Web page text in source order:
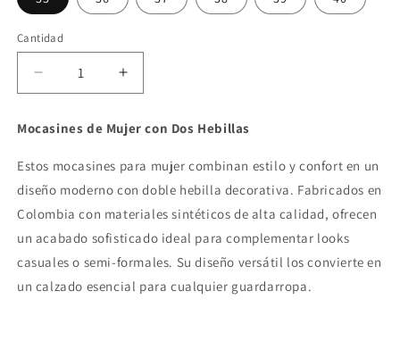
Cantidad
Reducir
cantidad
Mocasines
Hebilla
Nude
Aumentar
cantidad
Mocasines
Hebilla
Nude
Mocasines de Mujer con Dos Hebillas
Estos mocasines para mujer combinan estilo y confort en un
diseño moderno con doble hebilla decorativa. Fabricados en
Colombia con materiales sintéticos de alta calidad, ofrecen
un acabado sofisticado ideal para complementar looks
casuales o semi-formales. Su diseño versátil los convierte en
un calzado esencial para cualquier guardarropa.